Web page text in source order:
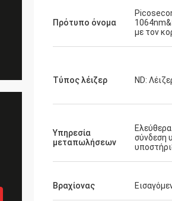
Πρότυπο όνομα
με τον
Τύπος λέιζερ ND:
Υπηρεσία
μεταπωλήσεων
σύνδεση
Βραχίονας